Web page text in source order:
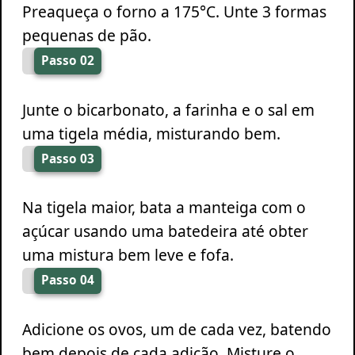
Preaqueça o forno a 175°C. Unte 3 formas
pequenas de pão.
Passo 02
Junte o bicarbonato, a farinha e o sal em
uma tigela média, misturando bem.
Passo 03
Na tigela maior, bata a manteiga com o
açúcar usando uma batedeira até obter
uma mistura bem leve e fofa.
Passo 04
Adicione os ovos, um de cada vez, batendo